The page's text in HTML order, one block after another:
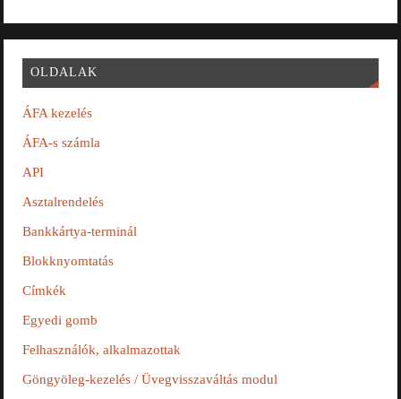
OLDALAK
ÁFA kezelés
ÁFA-s számla
API
Asztalrendelés
Bankkártya-terminál
Blokknyomtatás
Címkék
Egyedi gomb
Felhasználók, alkalmazottak
Göngyöleg-kezelés / Üvegvisszaváltás modul